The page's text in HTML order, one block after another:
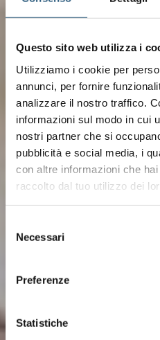
Questo sito web utilizza i
Utilizziamo i cookie per
annunci, per fornire
analizzare il nostro traffico.
informazioni sul modo in cui
nostri partner che si
pubblicità e social media, i
con altre informazioni che
raccolto dal tuo utilizzo dei
delNecessari
Preferenze
Statistiche